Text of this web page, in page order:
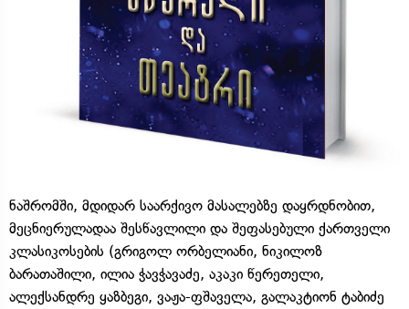
ნაშრომში, მდიდარ საარქივო მასალებზე დაყრდნობით,
მეცნიერულადაა შესწავლილი და შეფასებული ქართველი
კლასიკოსების (გრიგოლ ორბელიანი, ნიკილოზ
ბარათაშილი, ილია ჭავჭავაძე, აკაკი წერეთელი,
ალექსანდრე ყაზბეგი, ვაჟა-ფშაველა, გალაკტიონ ტაბიძე